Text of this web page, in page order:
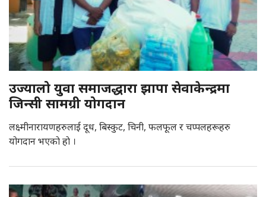
उज्यालो युवा समाजद्धारा झापा सेवाकेन्द्रमा
जिन्सी सामग्री योगदान
लक्ष्मीनारायणहरुलाई दूध, बिस्कुट, चिनी, फलफूल र चप्पलहरूहरु
योगदान भएकाे हाे ।